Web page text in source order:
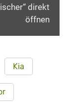
direkt
öffnen
Kia